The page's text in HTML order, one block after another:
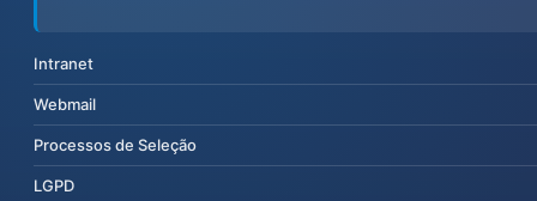
Intranet
Webmail
Processos de Seleção
LGPD